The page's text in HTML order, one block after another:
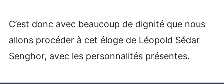
C’est donc avec beaucoup de dignité que nous
allons procéder à cet éloge de Léopold Sédar
Senghor, avec les personnalités présentes.